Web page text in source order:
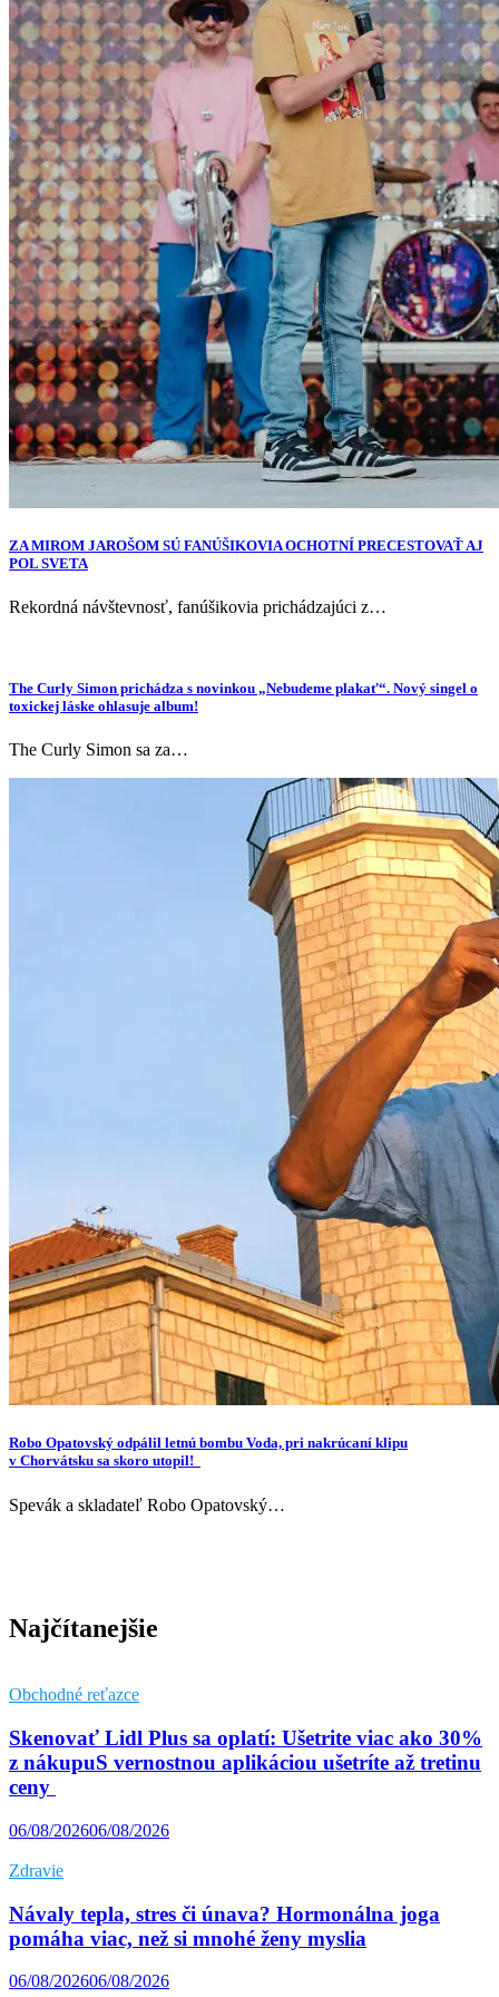
ZA MIROM JAROŠOM SÚ FANÚŠIKOVIA OCHOTNÍ PRECESTOVAŤ AJ
POL SVETA
Rekordná návštevnosť, fanúšikovia prichádzajúci z…
The Curly Simon prichádza s novinkou „Nebudeme plakať“. Nový singel o
toxickej láske ohlasuje album!
The Curly Simon sa za…
Robo Opatovský odpálil letnú bombu Voda, pri nakrúcaní klipu
v Chorvátsku sa skoro utopil!
Spevák a skladateľ Robo Opatovský…
Najčítanejšie
Obchodné reťazce
Skenovať Lidl Plus sa oplatí: Ušetrite viac ako 30%
z nákupuS vernostnou aplikáciou ušetríte až tretinu
ceny
06/08/202606/08/2026
Zdravie
Návaly tepla, stres či únava? Hormonálna joga
pomáha viac, než si mnohé ženy myslia
06/08/202606/08/2026